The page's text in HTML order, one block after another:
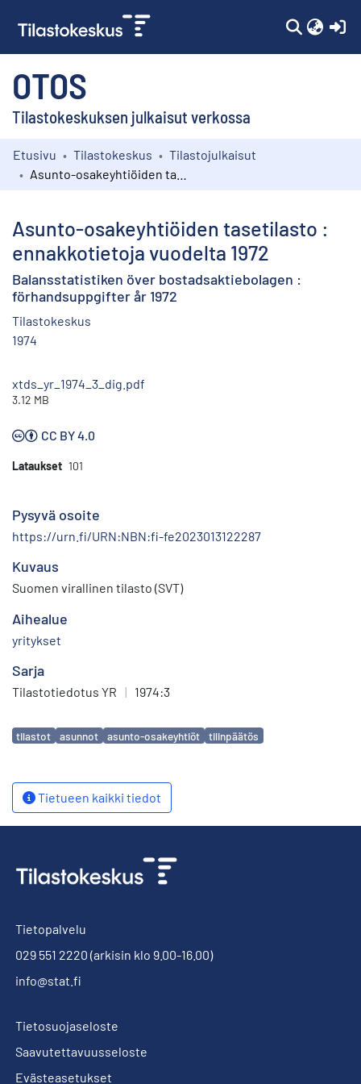
OTOS
Tilastokeskuksen julkaisut verkossa
Kokoelmat
Etusivu Tilastokeskus
Tilastojulkaisut
Asunto-osakeyhtiöiden tasetilasto :
ennakkotietoja vuodelta 1972
Balansstatistiken över bostadsaktiebolagen :
förhandsuppgifter år 1972
Tilastokeskus
1974
xtds_yr_1974_3_dig.pdf
3.12 MB
CC BY 4.0
Lataukset 101
Pysyvä osoite
https://urn.fi/URN:NBN:fi-fe2023013122287
Kuvaus
Suomen virallinen tilasto (SVT)
Aihealue
yritykset
Sarja
Tilastotiedotus YR | 1974:3
Avainsanat
tilastot asunnot asunto-osakeyhtiöt tilinpäätös
Tietueen kaikki tiedot
Tietopalvelu
029 551 2220 (arkisin klo 9.00-16.00)
info@stat.fi
Tietosuojaseloste
Saavutettavuusseloste
Evästeasetukset